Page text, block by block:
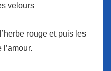
velours
rouge et puis les